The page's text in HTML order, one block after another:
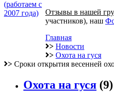
Отзывы в нашей
участников), наш
Главная
> Новости
> Охота на гуся
> Сроки открытия весенней
Охота на гуся (9)